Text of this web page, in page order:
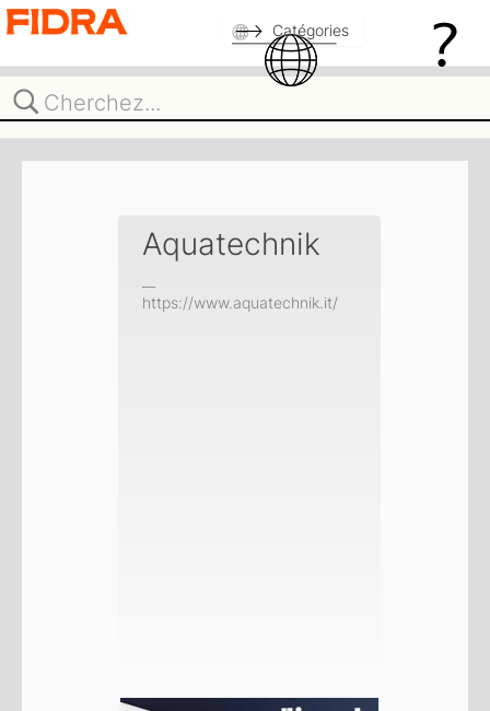
Catégories
Aquatechnik
https://www.aquatechnik.it/